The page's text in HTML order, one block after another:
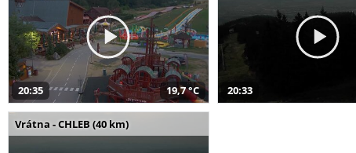
20:35 19,7 °C 20:33
Vrátna - CHLEB (40 km)